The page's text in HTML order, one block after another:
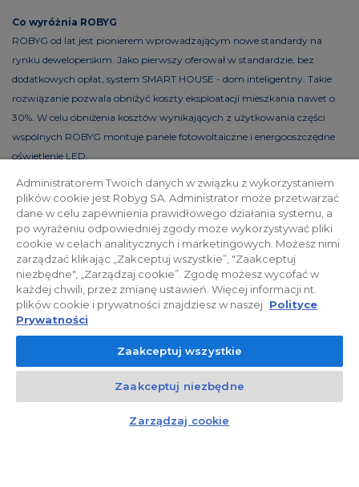
Co wyróżnia ROBYG
ROBYG od lat jest pionierem wprowadzającym nowe standardy na
rynku deweloperskim. Jako pierwszy oferował w standardzie, bez
dodatkowych opłat, system SMART HOUSE - dom inteligentny. Takie
rozwiązanie pozwala obniżyć koszty eksploatacji mieszkania nawet o
30%. W celu obniżenia kosztów wynikających z użytkowania części
wspólnych ROBYG montuje panele fotowoltaiczne i energooszczędne
oświetlenie LED.
Polityka prywatności Relacje inwestorskie
Facebook
© 2026 ROBYG. Wszystkie prawa zastrzeżone. Powyższa oferta i
przedstawione materiały graficzne mają charakter jedynie
informacyjny, nie mogą być traktowane jako ostateczne projekty
realizacyjne, nie stanowią również oferty handlowej w rozumieniu art.
66 §1 Kodeksu Cywilnego oraz innych właściwych przepisów prawnych.
Czat z doradcą
Administratorem Twoich danych w związku z wykorzystaniem
plików cookie jest Robyg SA. Administrator może przetwarzać
dane w celu zapewnienia prawidłowego działania systemu, a
po wyrażeniu odpowiedniej zgody może wykorzystywać pliki
cookie w celach analitycznych i marketingowych. Możesz nimi
zarządzać klikając „Zakceptuj wszystkie”, "Zaakceptuj
niezbędne", „Zarządzaj cookie”. Zgodę możesz wycofać w
każdej chwili, przez zmianę ustawień. Więcej informacji nt.
plików cookie i prywatności znajdziesz w naszej Polityce
Prywatności
Zaakceptuj wszystkie
Zaakceptuj niezbędne
Zarządzaj cookie